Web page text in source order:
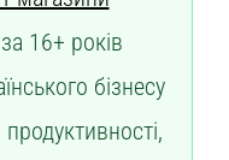
16+ років
бізнесу